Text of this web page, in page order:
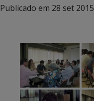
Publicado em 28 set 2015